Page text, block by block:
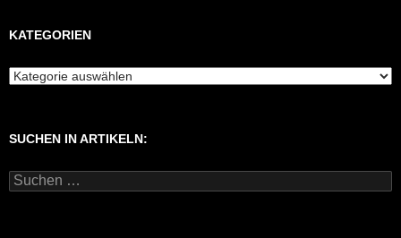
KATEGORIEN
K
g
r
i
SUCHEN IN ARTIKELN:
S
u